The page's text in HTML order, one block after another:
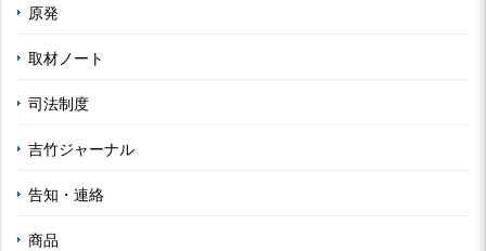
原発
取材ノート
司法制度
吉竹ジャーナル
告知・連絡
商品